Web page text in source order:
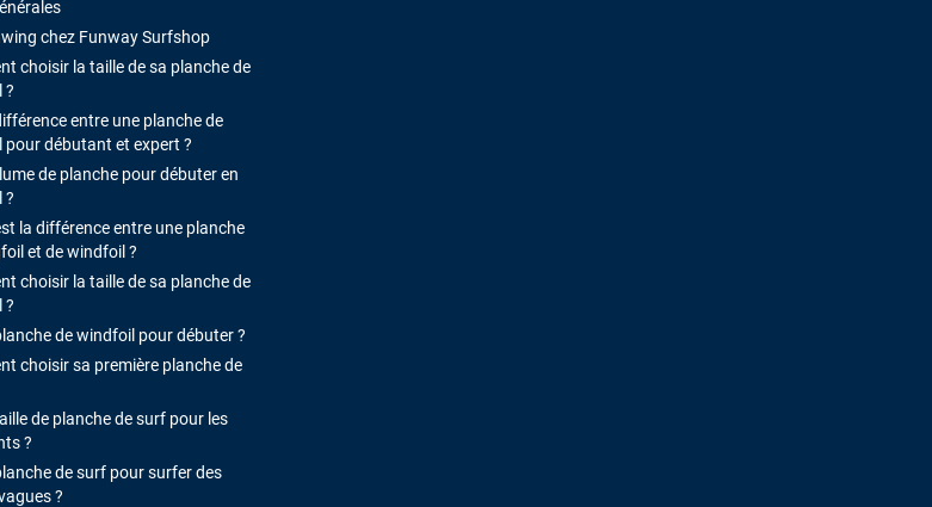
chez Funway Surfshop
choisir la taille de sa planche de
?
entre une planche de
pour débutant et expert ?
de planche pour débuter en
?
la différence entre une planche
et de windfoil ?
choisir la taille de sa planche de
?
de windfoil pour débuter ?
choisir sa première planche de
de planche de surf pour les
?
de surf pour surfer des
?